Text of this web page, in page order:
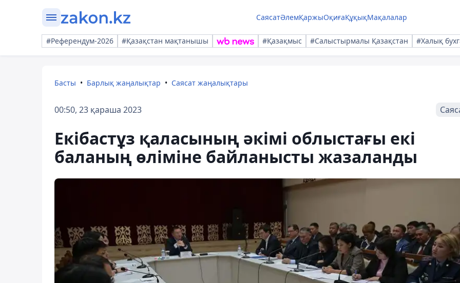
СаясатӘлемҚаржыОқиғаҚұқықМақалалар
#Референдум-2026 #Қазақстан мақтанышы #Қазақмыс #Салыстырмалы Қазақстан #Халық
Басты Барлық жаңалықтар Саясат жаңалықтары
00:50, 23 қараша 2023
Екібастұз қаласының әкімі облыстағы екі
баланың өліміне байланысты жазаланды